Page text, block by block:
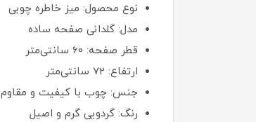
نوع محصول: میز خاطره چوبی
مدل: گلدانی صفحه ساده
قطر صفحه: 60 سانتی‌متر
ارتفاع: 72 سانتی‌متر
جنس: چوب با کیفیت و مقاوم
رنگ: گردویی گرم و اصیل